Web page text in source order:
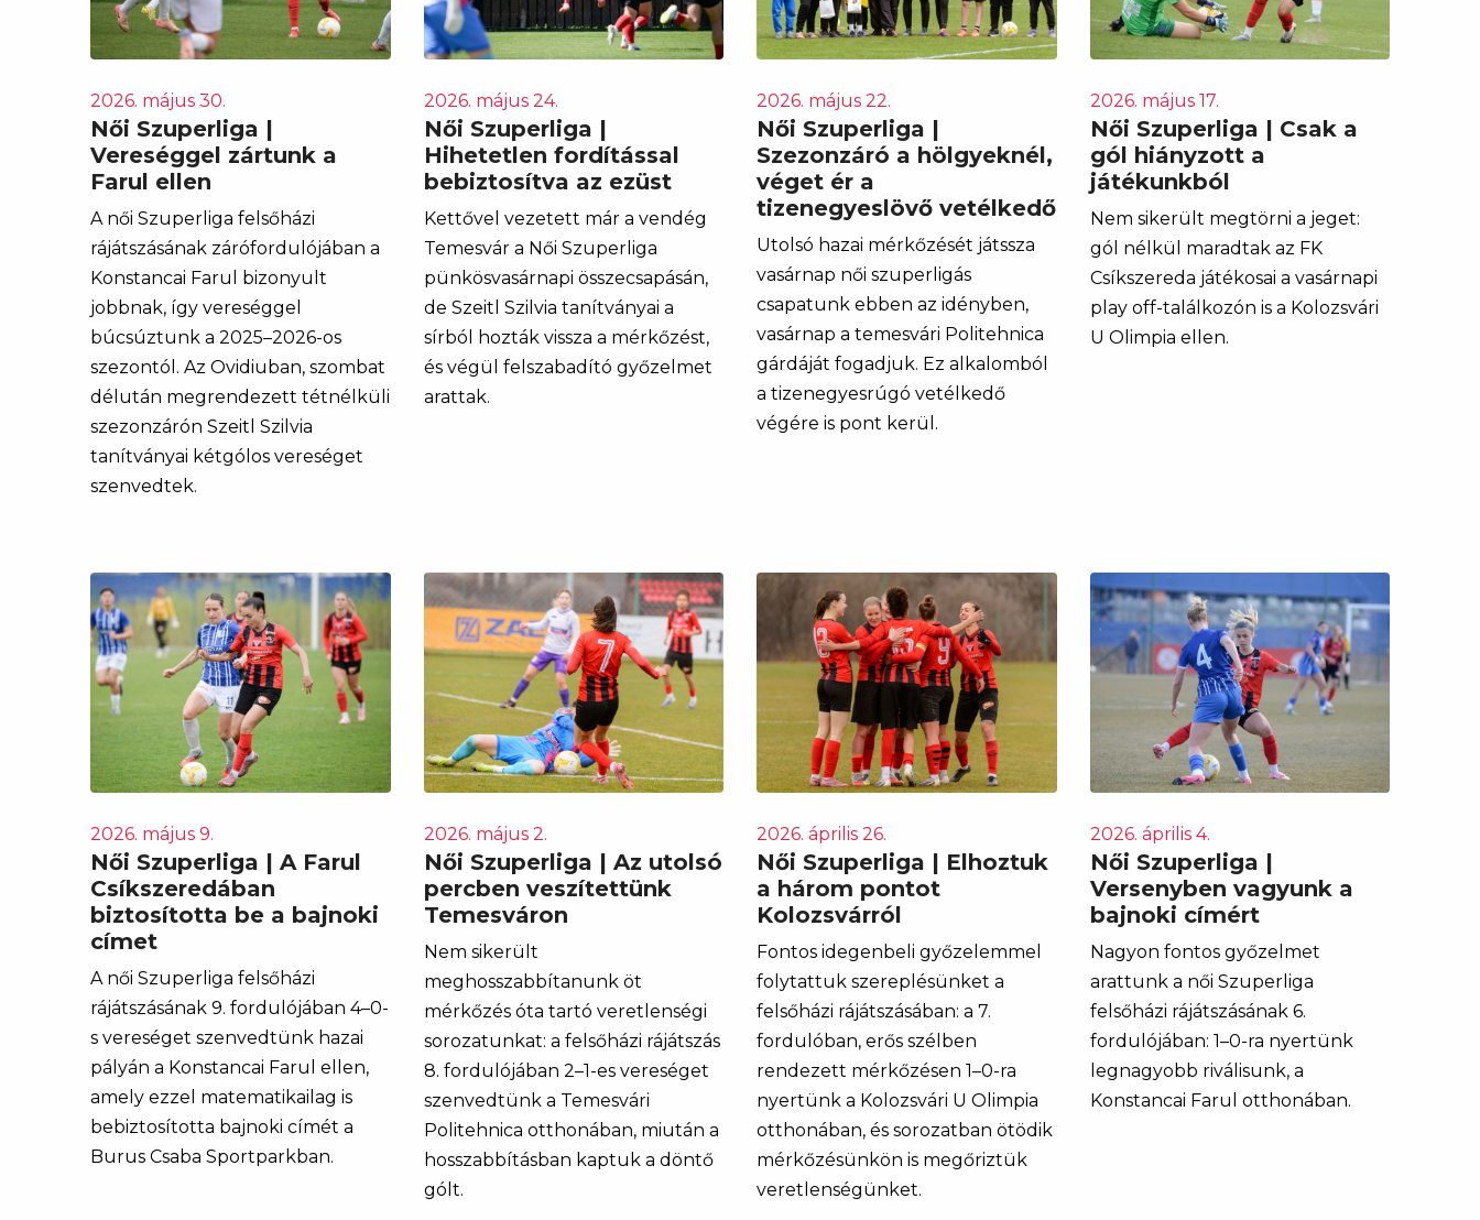
2026. május 30.
Női Szuperliga |
Vereséggel zártunk a
Farul ellen
A női Szuperliga felsőházi
rájátszásának zárófordulójában a
Konstancai Farul bizonyult
jobbnak, így vereséggel
búcsúztunk a 2025–2026-os
szezontól. Az Ovidiuban, szombat
délután megrendezett tétnélküli
szezonzárón Szeitl Szilvia
tanítványai kétgólos vereséget
szenvedtek.
2026. május 24.
Női Szuperliga |
Hihetetlen fordítással
bebiztosítva az ezüst
Kettővel vezetett már a vendég
Temesvár a Női Szuperliga
pünkösvasárnapi összecsapásán,
de Szeitl Szilvia tanítványai a
sírból hozták vissza a mérkőzést,
és végül felszabadító győzelmet
arattak.
2026. május 22.
Női Szuperliga |
Szezonzáró a hölgyeknél,
véget ér a
tizenegyeslövő vetélkedő
Utolsó hazai mérkőzését játssza
vasárnap női szuperligás
csapatunk ebben az idényben,
vasárnap a temesvári Politehnica
gárdáját fogadjuk. Ez alkalomból
a tizenegyesrúgó vetélkedő
végére is pont kerül.
2026. május 17.
Női Szuperliga | Csak a
gól hiányzott a
játékunkból
Nem sikerült megtörni a jeget:
gól nélkül maradtak az FK
Csíkszereda játékosai a vasárnapi
play off-találkozón is a Kolozsvári
U Olimpia ellen.
2026. május 9.
Női Szuperliga | A Farul
Csíkszeredában
biztosította be a bajnoki
címet
A női Szuperliga felsőházi
rájátszásának 9. fordulójában 4–0-
s vereséget szenvedtünk hazai
pályán a Konstancai Farul ellen,
amely ezzel matematikailag is
bebiztosította bajnoki címét a
Burus Csaba Sportparkban.
2026. május 2.
Női Szuperliga | Az utolsó
percben veszítettünk
Temesváron
Nem sikerült
meghosszabbítanunk öt
mérkőzés óta tartó veretlenségi
sorozatunkat: a felsőházi rájátszás
8. fordulójában 2–1-es vereséget
szenvedtünk a Temesvári
Politehnica otthonában, miután a
hosszabbításban kaptuk a döntő
gólt.
2026. április 26.
Női Szuperliga | Elhoztuk
a három pontot
Kolozsvárról
Fontos idegenbeli győzelemmel
folytattuk szereplésünket a
felsőházi rájátszásában: a 7.
fordulóban, erős szélben
rendezett mérkőzésen 1–0-ra
nyertünk a Kolozsvári U Olimpia
otthonában, és sorozatban ötödik
mérkőzésünkön is megőriztük
veretlenségünket.
2026. április 4.
Női Szuperliga |
Versenyben vagyunk a
bajnoki címért
Nagyon fontos győzelmet
arattunk a női Szuperliga
felsőházi rájátszásának 6.
fordulójában: 1–0-ra nyertünk
legnagyobb riválisunk, a
Konstancai Farul otthonában.